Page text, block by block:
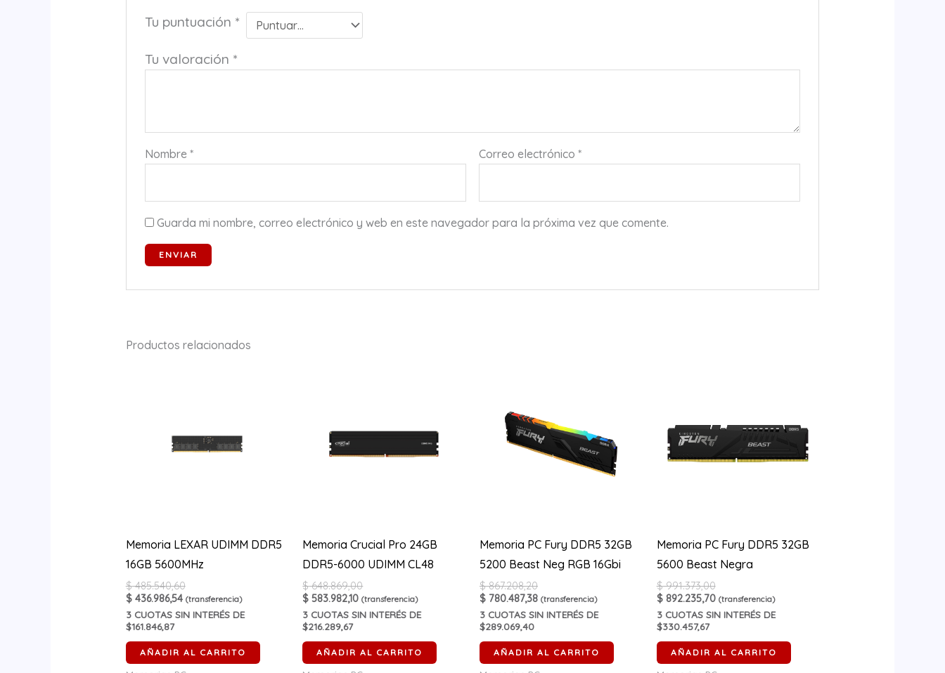
Tu puntuación *
Tu valoración *
Nombre* Correo electrónico*
Guarda mi nombre, correo electrónico y web en este navegador para la próxima vez que comente.
Productos relacionados
Memoria LEXAR UDIMM DDR5
16GB 5600MHz
$485.540,60
$436.986,54 (transferencia)
3CUOTAS SIN INTERÉS DE
$161.846,87
AÑADIR AL CARRITO
Memoria Crucial Pro 24GB
DDR5-6000 UDIMM CL48
$648.869,00
$ 583.982,10 (transferencia)
3 CUOTAS SIN INTERÉS DE
$216.289,67
AÑADIR AL CARRITO
Memoria PC Fury DDR5 32GB
5200 Beast Neg RGB 16Gbi
$867.208,20
$ 780.487,38 (transferencia)
3 CUOTAS SIN INTERÉS DE
$289.069,40
AÑADIR AL CARRITO
Memoria PC Fury DDR5 32GB
5600 Beast Negra
$991.373,00
$892.235,70 (transferencia)
3CUOTAS SIN INTERÉS DE
$330.457,67
AÑADIR AL CARRITO